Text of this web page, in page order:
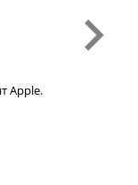
Apple.